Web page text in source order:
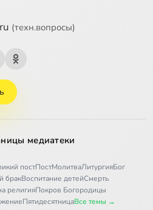
(техн.вопросы)
медиатеки
постПостМолитваЛитургияБог
бракВоспитание детейСмерть
религияПокров Богородицы
ПятидесятницаВсе темы →